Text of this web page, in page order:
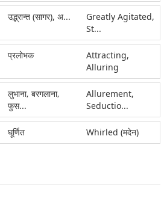
उद्भ्रान्त (सागर), अ...
Greatly Agitated,
St...
प्रलोभक
Attracting,
Alluring
लुभाना‚ बरगलाना‚
फुस...
Allurement,
Seductio...
घूर्णित Whirled (मदेन)